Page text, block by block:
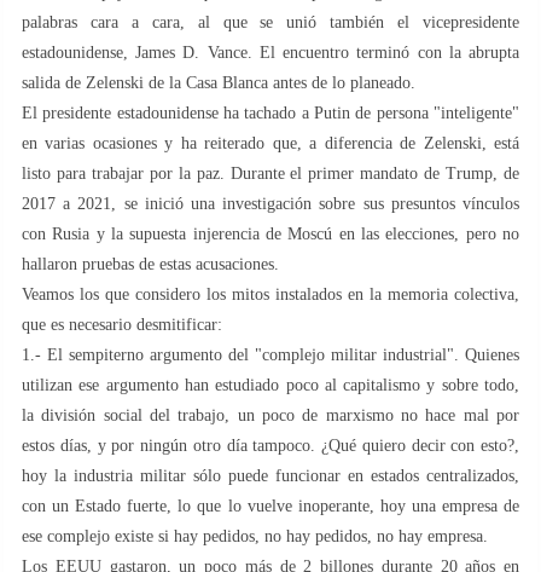
palabras cara a cara, al que se unió también el vicepresidente
estadounidense, James D. Vance. El encuentro terminó con la abrupta
salida de Zelenski de la Casa Blanca antes de lo planeado.
El presidente estadounidense ha tachado a Putin de persona "inteligente"
en varias ocasiones y ha reiterado que, a diferencia de Zelenski, está
listo para trabajar por la paz. Durante el primer mandato de Trump, de
2017 a 2021, se inició una investigación sobre sus presuntos vínculos
con Rusia y la supuesta injerencia de Moscú en las elecciones, pero no
hallaron pruebas de estas acusaciones.
Veamos los que considero los mitos instalados en la memoria colectiva,
que es necesario desmitificar:
1.- El sempiterno argumento del "complejo militar industrial". Quienes
utilizan ese argumento han estudiado poco al capitalismo y sobre todo,
la división social del trabajo, un poco de marxismo no hace mal por
estos días, y por ningún otro día tampoco. ¿Qué quiero decir con esto?,
hoy la industria militar sólo puede funcionar en estados centralizados,
con un Estado fuerte, lo que lo vuelve inoperante, hoy una empresa de
ese complejo existe si hay pedidos, no hay pedidos, no hay empresa.
Los EEUU gastaron, un poco más de 2 billones durante 20 años en